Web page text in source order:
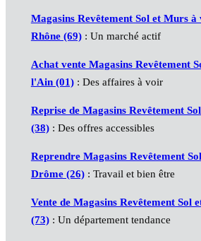
Magasins Revêtement Sol et Murs à
Rhône (69): Un marché actif
Achat vente Magasins Revêtement
l'Ain (01): Des affaires à voir
Reprise de Magasins Revêtement
(38): Des offres accessibles
Reprendre Magasins Revêtement
Drôme (26): Travail et bien être
Vente de Magasins Revêtement Sol
(73): Un département tendance